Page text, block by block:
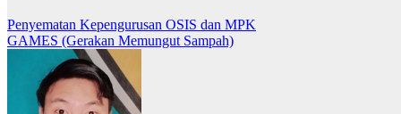
Penyematan Kepengurusan OSIS dan MPK
GAMES (Gerakan Memungut Sampah)